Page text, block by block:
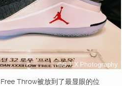
Throw被放到了最显眼的位